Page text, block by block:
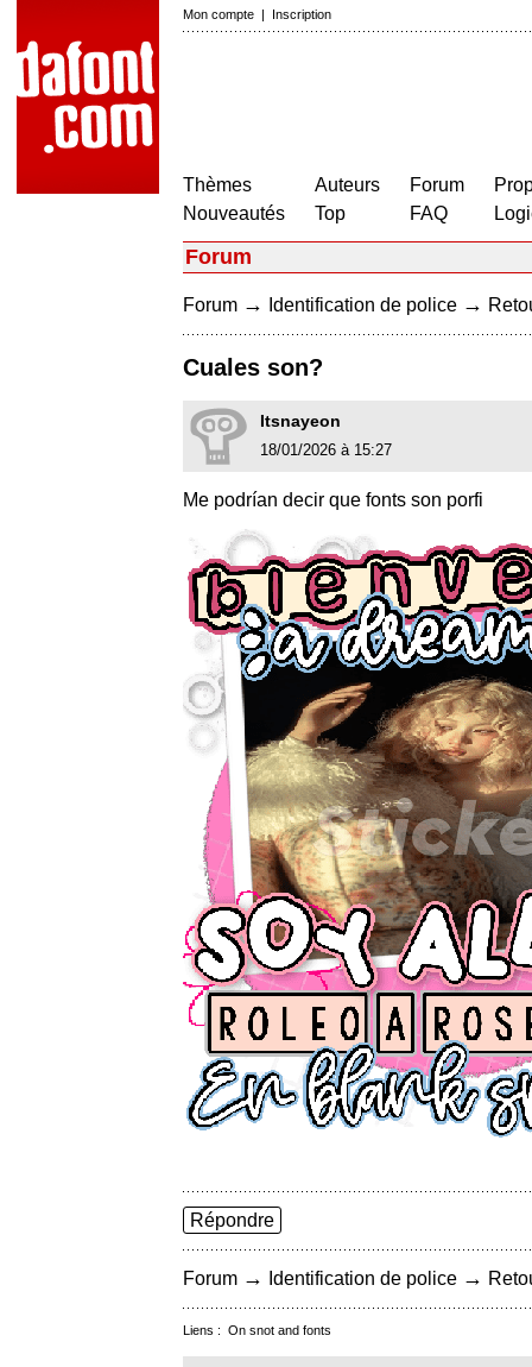
Mon compte | Inscription
Thèmes
Nouveautés
Auteurs
Top
Forum
FAQ
Forum
Forum → Identification de police →
Cuales son?
Itsnayeon
18/01/2026 à 15:27
Me podrían decir que fonts son porfi
Répondre
Forum → Identification de police →
Liens : On snot and fonts